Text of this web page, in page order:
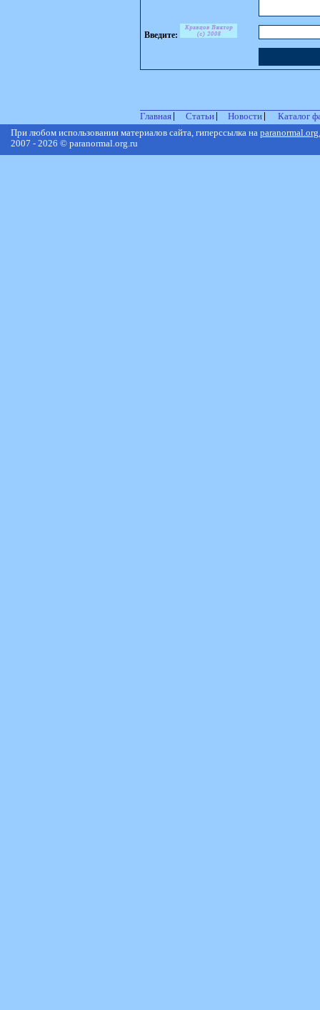
Введите:
Главная Статьи Новости
Каталог
При любом использовании материалов сайта, гиперссылка на
2007 - 2026 © paranormal.org.ru